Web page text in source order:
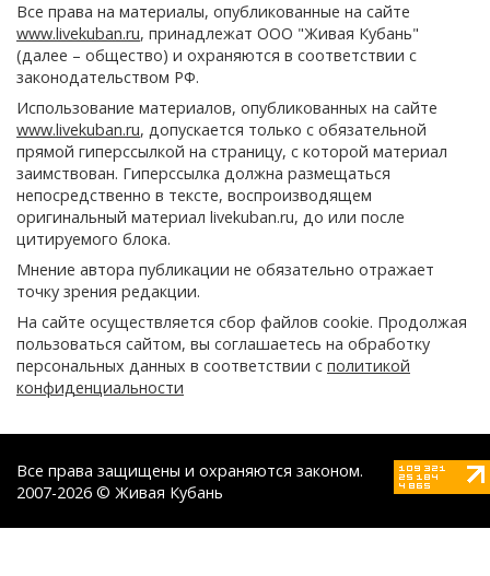
Все права на материалы, опубликованные на сайте
www.livekuban.ru, принадлежат ООО "Живая Кубань"
(далее – общество) и охраняются в соответствии с
законодательством РФ.
Использование материалов, опубликованных на сайте
www.livekuban.ru, допускается только с обязательной
прямой гиперссылкой на страницу, с которой материал
заимствован. Гиперссылка должна размещаться
непосредственно в тексте, воспроизводящем
оригинальный материал livekuban.ru, до или после
цитируемого блока.
Мнение автора публикации не обязательно отражает
точку зрения редакции.
На сайте осуществляется сбор файлов cookie. Продолжая
пользоваться сайтом, вы соглашаетесь на обработку
персональных данных в соответствии с политикой
конфиденциальности
Все права защищены и охраняются законом.
2007-2026 © Живая Кубань